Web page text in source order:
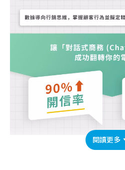
閱讀更多